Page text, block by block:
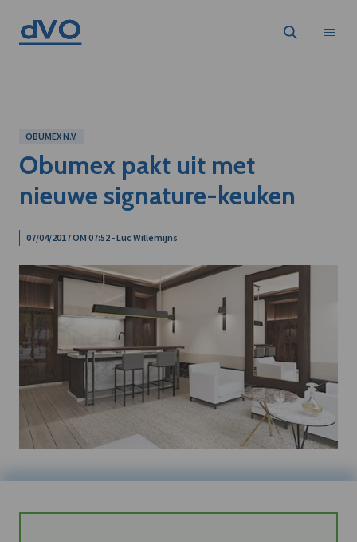
OBUMEX N.V.
Obumex pakt uit met
nieuwe signature-keuken
07/04/2017 OM 07:52 - Luc Willemijns